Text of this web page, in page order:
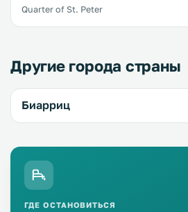
Quarter of St. Peter
Другие города страны
Биарриц
ГДЕ ОСТАНОВИТЬСЯ